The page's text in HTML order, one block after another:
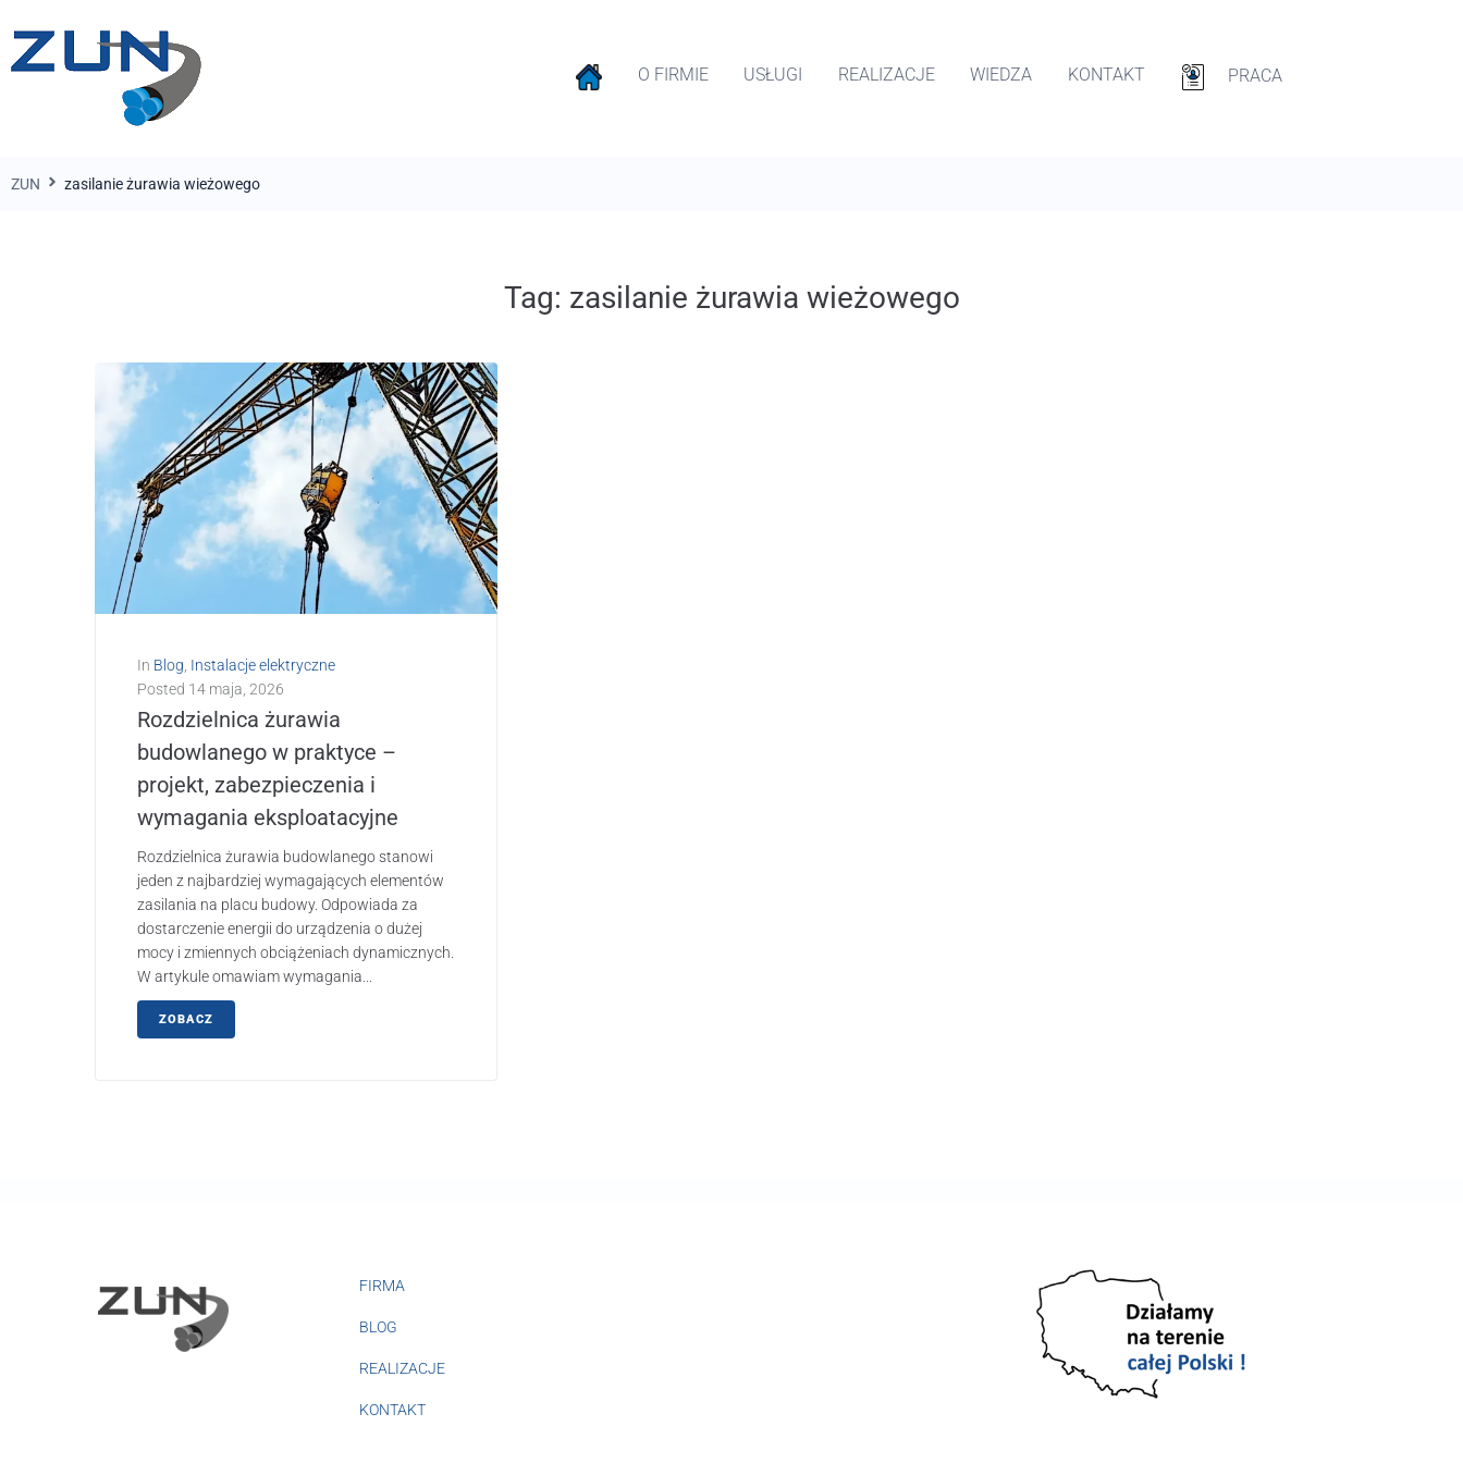
O FIRMIE USŁUGI REALIZACJE WIEDZA KONTAKT PRACA
ZUN zasilanie żurawia wieżowego
Tag: zasilanie żurawia wieżowego
In Blog, Instalacje elektryczne
Posted 14 maja, 2026
Rozdzielnica żurawia
budowlanego w praktyce –
projekt, zabezpieczenia i
wymagania eksploatacyjne
Rozdzielnica żurawia budowlanego stanowi
jeden z najbardziej wymagających elementów
zasilania na placu budowy. Odpowiada za
dostarczenie energii do urządzenia o dużej
mocy i zmiennych obciążeniach dynamicznych.
W artykule omawiam wymagania...
ZOBACZ
FIRMA
BLOG
REALIZACJE
KONTAKT